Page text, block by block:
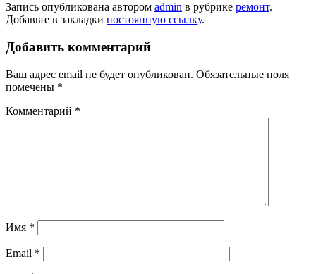
Запись опубликована автором admin в рубрике ремонт.
Добавьте в закладки постоянную ссылку.
Добавить комментарий
Ваш адрес email не будет опубликован. Обязательные поля
помечены *
Комментарий *
Имя *
Email *